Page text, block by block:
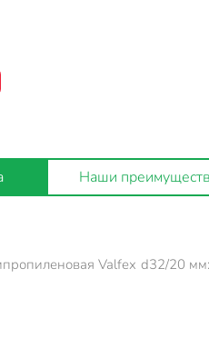
Наши
Valfex d32/20